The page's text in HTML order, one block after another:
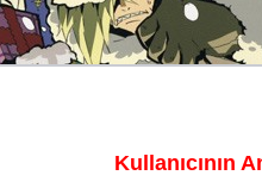
Kullanıcının